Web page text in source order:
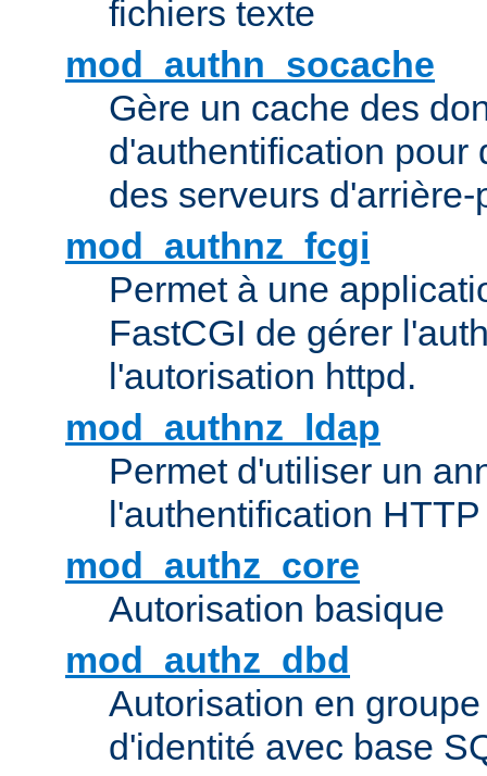
fichiers texte
mod_authn_socache
Gère un cache des
d'authentification pour
des serveurs d'arrière-
mod_authnz_fcgi
Permet à une
FastCGI de gérer
l'autorisation httpd.
mod_authnz_ldap
Permet d'utiliser un
l'authentification
mod_authz_core
Autorisation basique
mod_authz_dbd
Autorisation en
d'identité avec base